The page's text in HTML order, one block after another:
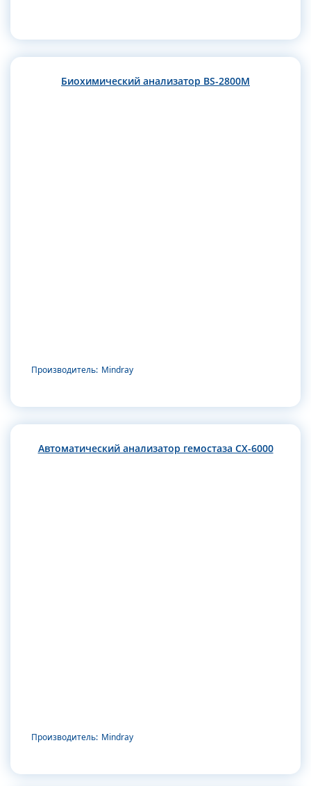
Биохимический анализатор BS-2800M
Производитель: Mindray
Автоматический анализатор гемостаза CX-6000
Производитель: Mindray